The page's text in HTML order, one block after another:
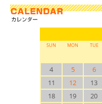
SUN MON TUE
4
5 6
11
12 13
18
19 20